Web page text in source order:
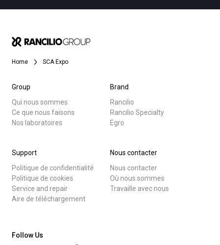
Home SCA Expo
Group
Qui nous sommes
Ce que nous faisons
Nos laboratoires
Brand
Rancilio
Rancilio Specialty
Egro
Support
Politique de confidentialité
Politique de cookies
Service and repair
Aire de téléchargement
Nous contacter
Nous contacter
Où nous sommes
Travaille avec nous
Follow Us
Toutes
Télécharger
Plus de
News
Histoire
Nos laboratoires
Durabilité
Connect